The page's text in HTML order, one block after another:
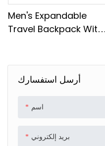
أرسل استفسارك
اسم
بريد إلكتروني
Men's Expandable
Travel Backpack With
Wear Resistant